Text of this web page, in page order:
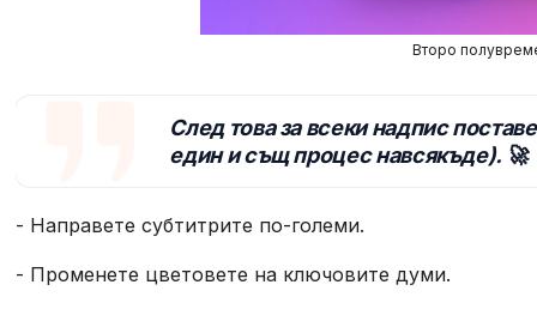
Второ
След това за всеки надпис
един и същ процес навсякъде). 🚀
- Направете субтитрите по-големи.
- Променете цветовете на ключовите думи.